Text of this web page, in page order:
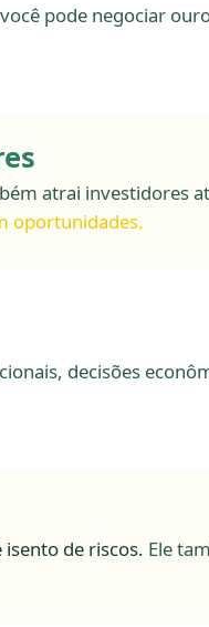
pode negociar
atrai investidores
oportunidades.
decisões
isento de riscos. Ele